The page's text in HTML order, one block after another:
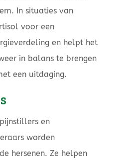
In situaties van
voor een
en helpt het
in balans te brengen
een uitdaging.
en
worden
hersenen. Ze helpen